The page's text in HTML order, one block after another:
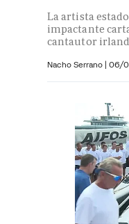
La artista
impactante
cantautor
Nacho Serrano | 06/